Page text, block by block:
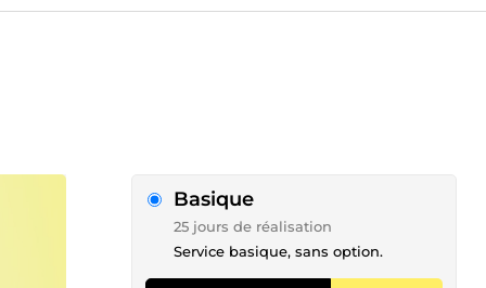
Basique
25 jours de réalisation
Service basique, sans option.